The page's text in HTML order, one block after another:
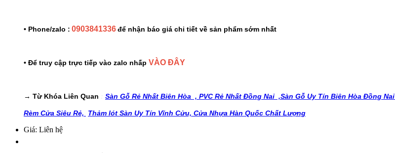
• Phone/zalo : 0903841336để nhận báo giá chi tiết về sản phẩm sớm nhất
• Để truy cập trực tiếp vào zalo nhấp VÀO ĐÂY
→ Từ Khóa Liên Quan Sàn Gỗ Rẻ Nhất Biên Hòa , PVC Rẻ Nhất Đồng Nai ,Sàn Gỗ Uy Tín Biên Hòa Đồng Nai
Rèm Cửa Siêu Rẻ, Thảm lót Sàn Uy Tín Vĩnh Cửu, Cửa Nhựa Hàn Quốc Chất Lượng
Giá: Liên hệ